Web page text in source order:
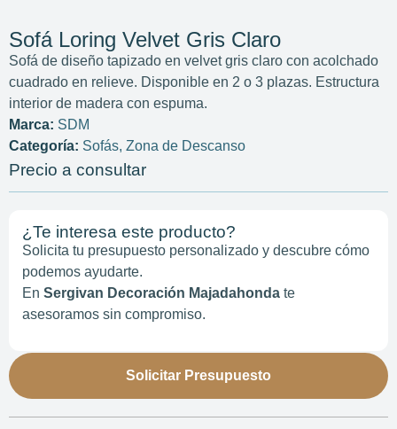
Sofá Loring Velvet Gris Claro
Sofá de diseño tapizado en velvet gris claro con acolchado
cuadrado en relieve. Disponible en 2 o 3 plazas. Estructura
interior de madera con espuma.
Marca: SDM
Categoría: Sofás, Zona de Descanso
Precio a consultar
¿Te interesa este producto?
Solicita tu presupuesto personalizado y descubre cómo
podemos ayudarte.
En Sergivan Decoración Majadahonda te
asesoramos sin compromiso.
Solicitar Presupuesto